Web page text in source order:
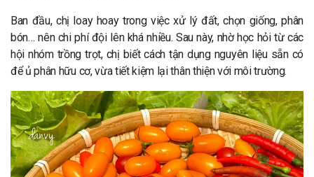
Ban đầu, chị loay hoay trong việc xử lý đất, chọn giống, phân
bón… nên chi phí đội lên khá nhiều. Sau này, nhờ học hỏi từ các
hội nhóm trồng trọt, chị biết cách tận dụng nguyên liệu sẵn có
để ủ phân hữu cơ, vừa tiết kiệm lại thân thiện với môi trường.